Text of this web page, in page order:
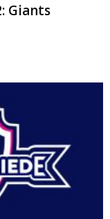
Giants